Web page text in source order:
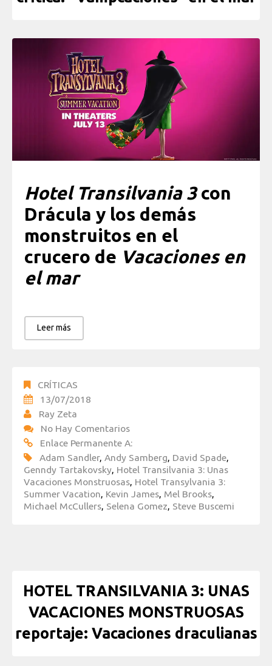
Hotel Transilvania 3con
Drácula y los demás
monstruitos en el
crucero de Vacaciones en
el mar
Leer más
CRÍTICAS
13/07/2018
Ray Zeta
No Hay Comentarios
Enlace Permanente A:
Adam Sandler, Andy Samberg, David Spade,
Genndy Tartakovsky, Hotel Transilvania 3: Unas
Vacaciones Monstruosas, Hotel Transylvania 3:
Summer Vacation, Kevin James, Mel Brooks,
Michael McCullers, Selena Gomez, Steve Buscemi
HOTEL TRANSILVANIA 3: UNAS
VACACIONES MONSTRUOSAS
reportaje: Vacaciones draculianas